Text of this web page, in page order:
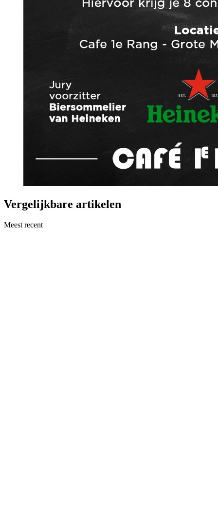
Vergelijkbare artikelen
Meest recent